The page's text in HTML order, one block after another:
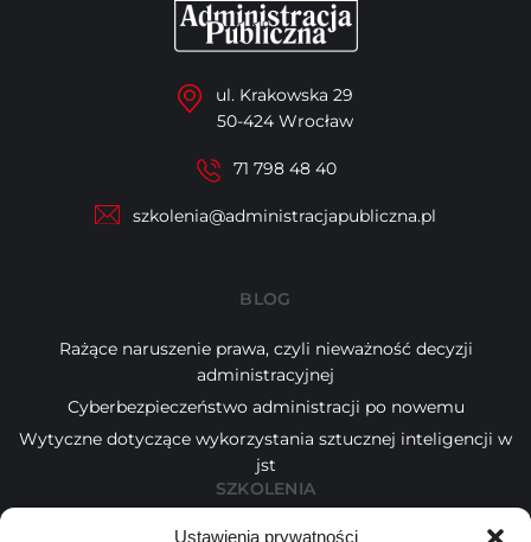
Ustawienia prywatności
ul. Krakowska 29
50-424 Wrocław
71 798 48 40
szkolenia@administracjapubliczna.pl
BLOG
Rażące naruszenie prawa, czyli nieważność decyzji
administracyjnej
Cyberbezpieczeństwo administracji po nowemu
Wytyczne dotyczące wykorzystania sztucznej inteligencji w
jst
SZKOLENIA